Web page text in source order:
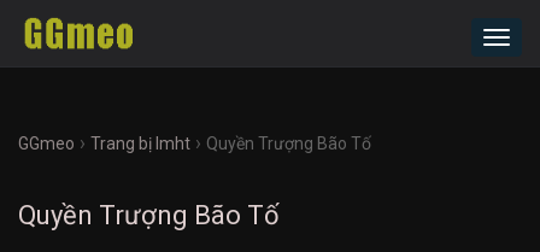
GGmeo › Trang bị lmht › Quyền Trượng Bão Tố
Quyền Trượng Bão Tố